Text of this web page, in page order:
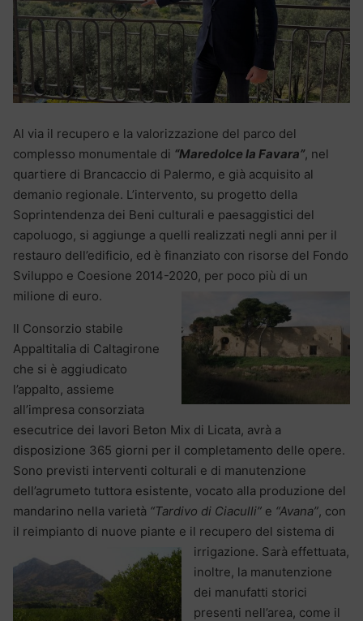
Al via il recupero e la valorizzazione del parco del
complesso monumentale di “Maredolce la Favara”, nel
quartiere di Brancaccio di Palermo, e già acquisito al
demanio regionale. L’intervento, su progetto della
Soprintendenza dei Beni culturali e paesaggistici del
capoluogo, si aggiunge a quelli realizzati negli anni per il
restauro dell’edificio, ed è finanziato con risorse del Fondo
Sviluppo e Coesione 2014-2020, per poco più di un
milione di euro.
Il Consorzio stabile
Appaltitalia di Caltagirone
che si è aggiudicato
l’appalto, assieme
all’impresa consorziata
esecutrice dei lavori Beton Mix di Licata, avrà a
disposizione 365 giorni per il completamento delle opere.
Sono previsti interventi colturali e di manutenzione
dell’agrumeto tuttora esistente, vocato alla produzione del
mandarino nella varietà “Tardivo di Ciaculli” e “Avana”, con
il reimpianto di nuove piante e il recupero del sistema di
irrigazione. Sarà effettuata,
inoltre, la manutenzione
dei manufatti storici
presenti nell’area, come il